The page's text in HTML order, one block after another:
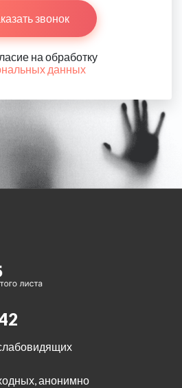
звонок
на обработку
данных
анонимно